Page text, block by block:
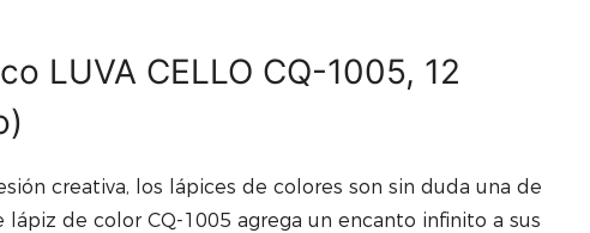
LUVA CELLO CQ-1005, 12
creativa, los lápices de colores son sin duda una de
lápiz de color CQ-1005 agrega un encanto infinito a sus